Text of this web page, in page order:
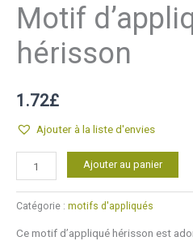
Motif
hérisson
1.72£
Ajouter à la liste d'envies
quantité
de
Motif
Ajouter au panier
Catégorie : motifs d'appliqués
Ce motif d’appliqué hérisson est